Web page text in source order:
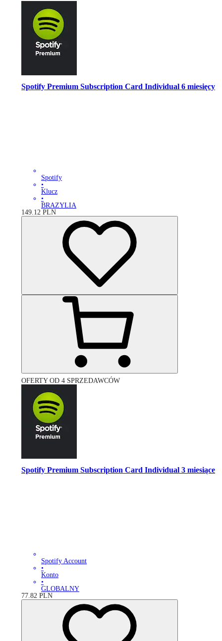
Spotify Premium Subscription Card Individual 6 miesięcy
Spotify
•
Klucz
•
BRAZYLIA
149.12 PLN
OFERTY OD 4 SPRZEDAWCÓW
Spotify Premium Subscription Card Individual 3 miesiące
Spotify Account
•
Konto
•
GLOBALNY
77.82 PLN